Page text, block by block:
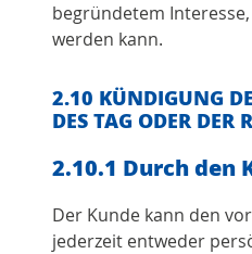
begründetem
werden kann.
2.10 KÜNDIGUNG
DES TAG ODER DER
2.10.1 Durch den
Der Kunde kann den
jederzeit entweder